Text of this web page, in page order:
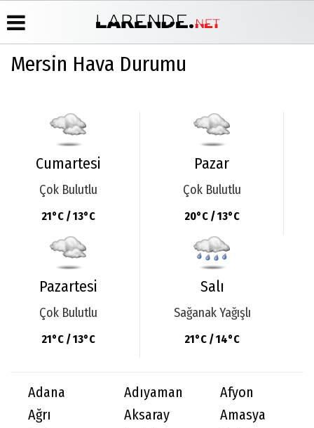
Arşivi
Gazete
Arşivi
Günün
Haberleri
Video
Galeri
Galeri
Mersin Hava Durumu
Cumartesi
Çok Bulutlu
21°C / 13°C
Pazar
Çok Bulutlu
20°C / 13°C
Pazartesi
Çok Bulutlu
21°C / 13°C
Salı
Sağanak Yağışlı
21°C / 14°C
Adana Adıyaman
Afyon
Ağrı
Aksaray
Amasya